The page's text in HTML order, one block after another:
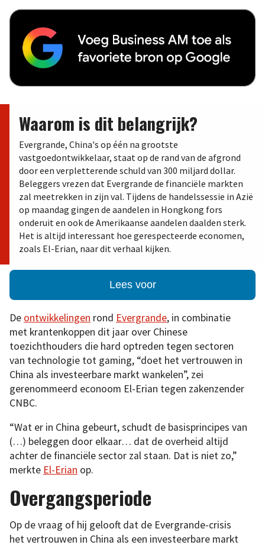
Waarom is dit belangrijk?
Evergrande, China's op één na grootste
vastgoedontwikkelaar, staat op de rand van de afgrond
door een verpletterende schuld van 300 miljard dollar.
Beleggers vrezen dat Evergrande de financiële markten
zal meetrekken in zijn val. Tijdens de handelssessie in Azië
op maandag gingen de aandelen in Hongkong fors
onderuit en ook de Amerikaanse aandelen daalden sterk.
Het is altijd interessant hoe gerespecteerde economen,
zoals El-Erian, naar dit verhaal kijken.
Lees voor
De ontwikkelingen rond Evergrande, in combinatie
met krantenkoppen dit jaar over Chinese
toezichthouders die hard optreden tegen sectoren
van technologie tot gaming, “doet het vertrouwen in
China als investeerbare markt wankelen”, zei
gerenommeerd econoom El-Erian tegen zakenzender
CNBC.
“Wat er in China gebeurt, schudt de basisprincipes van
(…) beleggen door elkaar… dat de overheid altijd
achter de financiële sector zal staan. Dat is niet zo,”
merkte El-Erian op.
Overgangsperiode
Op de vraag of hij gelooft dat de Evergrande-crisis
het vertrouwen in China als een investeerbare markt